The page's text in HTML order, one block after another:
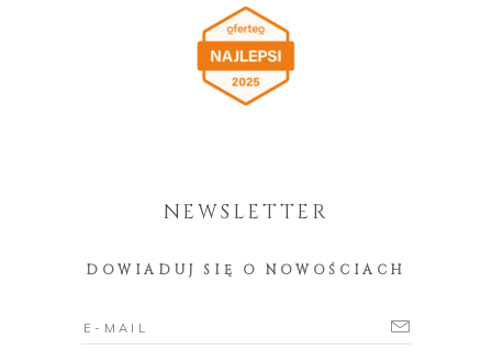
NEWSLETTER
DOWIADUJ SIĘ O NOWOŚCIACH